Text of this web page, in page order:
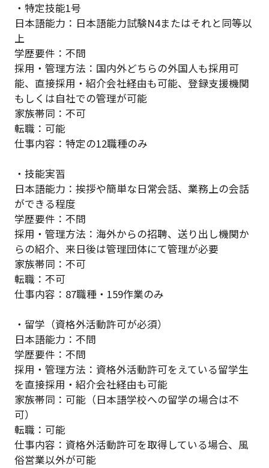
・特定技能1号
日本語能力：日本語能力試験N4またはそれと同等以
上
学歴要件：不問
採用・管理方法：国内外どちらの外国人も採用可
能、直接採用・紹介会社経由も可能、登録支援機関
もしくは自社での管理が可能
家族帯同：不可
転職：可能
仕事内容：特定の12職種のみ
・技能実習
日本語能力：挨拶や簡単な日常会話、業務上の会話
ができる程度
学歴要件：不問
採用・管理方法：海外からの招聘、送り出し機関か
らの紹介、来日後は管理団体にて管理が必要
家族帯同：不可
転職：不可
仕事内容：87職種・159作業のみ
・留学（資格外活動許可が必須）
日本語能力：不問
学歴要件：不問
採用・管理方法：資格外活動許可をえている留学生
を直接採用・紹介会社経由も可能
家族帯同：可能（日本語学校への留学の場合は不
可）
転職：可能
仕事内容：資格外活動許可を取得している場合、風
俗営業以外が可能